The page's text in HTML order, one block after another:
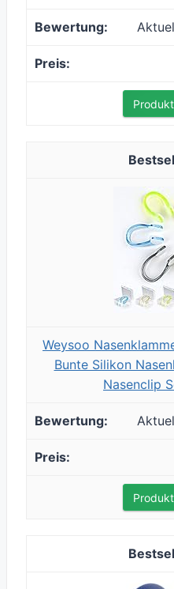
Weysoo
Bunte Silikon
Nasenclip